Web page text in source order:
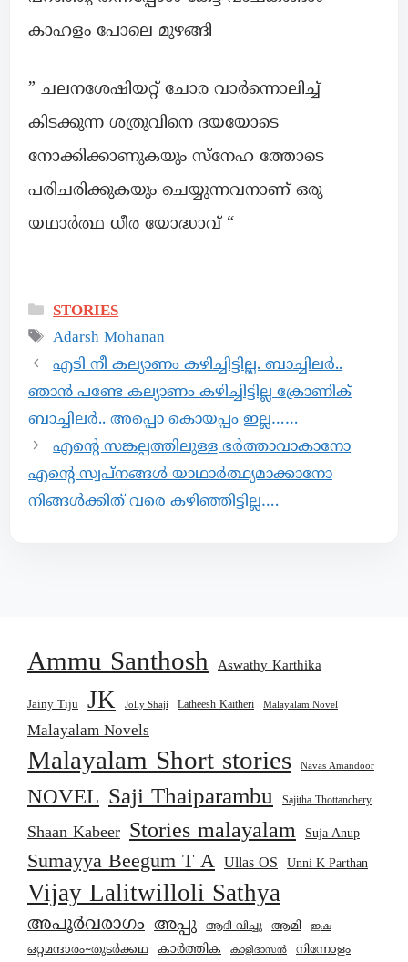
കാഹളം പോലെ മുഴങ്ങി
” ചലനശേഷിയറ്റ് ചോര വാർന്നൊലിച്ച്
കിടക്കുന്ന ശത്രുവിനെ ദയയോടെ
നോക്കിക്കാണുകയും സ്നേഹ ത്തോടെ
പരിചരിക്കുകയും ചെയ്യുന്നവനാണ് ഒരു
യഥാർത്ഥ ധീര യോദ്ധാവ് “
STORIES
Adarsh Mohanan
എടി നീ കല്യാണം കഴിച്ചിട്ടില്ല. ബാച്ചിലർ..
ഞാൻ പണ്ടേ കല്യാണം കഴിച്ചിട്ടില്ല ക്രോണിക്
ബാച്ചിലർ.. അപ്പൊ കൊയപ്പം ഇല്ല……
എൻ്റെ സങ്കല്പത്തിലുള്ള ഭർത്താവാകാനോ
എൻ്റെ സ്വപ്നങ്ങൾ യാഥാർത്ഥ്യമാക്കാനോ
നിങ്ങൾക്കിത് വരെ കഴിഞ്ഞിട്ടില്ല….
Ammu Santhosh Aswathy Karthika
Jainy Tiju JK Jolly Shaji Latheesh Kaitheri Malayalam Novel
Malayalam Novels
Malayalam Short stories Navas Amandoor
NOVEL Saji Thaiparambu Sajitha Thottanchery
Shaan Kabeer Stories malayalam Suja Anup
Sumayya Beegum T A Ullas OS Unni K Parthan
Vijay Lalitwilloli Sathya
അപൂർവരാഗം അപ്പു ആദി വിച്ചു ആമി ഇഷ
ഒറ്റമന്ദാരം~തുടർക്കഥ കാര്‍ത്തിക കാളിദാസൻ നിന്നോളം